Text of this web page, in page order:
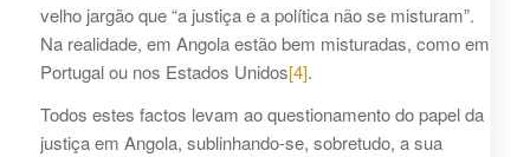
velho jargão que “a justiça e a política não se misturam”.
Na realidade, em Angola estão bem misturadas, como em
Portugal ou nos Estados Unidos[4].
Todos estes factos levam ao questionamento do papel da
justiça em Angola, sublinhando-se, sobretudo, a sua